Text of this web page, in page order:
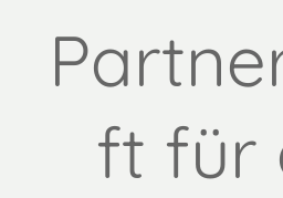
ft für